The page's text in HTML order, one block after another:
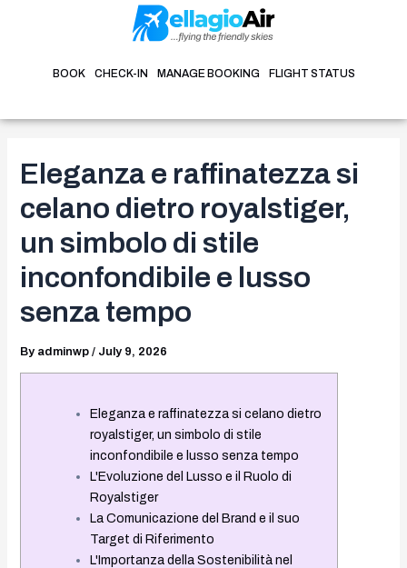
BOOK CHECK-IN MANAGE BOOKING FLIGHT STATUS
Eleganza e raffinatezza si
celano dietro royalstiger,
un simbolo di stile
inconfondibile e lusso
senza tempo
By adminwp / July 9, 2026
Eleganza e raffinatezza si celano dietro
royalstiger, un simbolo di stile
inconfondibile e lusso senza tempo
L'Evoluzione del Lusso e il Ruolo di
Royalstiger
La Comunicazione del Brand e il suo
Target di Riferimento
L'Importanza della Sostenibilità nel